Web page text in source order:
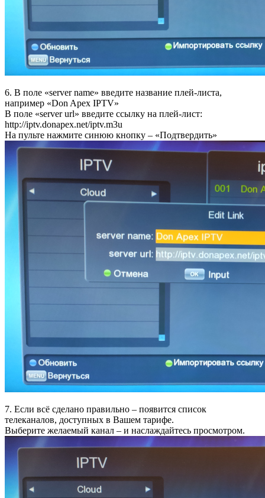
6. В поле «server name» введите название плей-листа,
например «Don Apex IPTV»
В поле «server url» введите ссылку на плей-лист:
http://iptv.donapex.net/iptv.m3u
На пульте нажмите синюю кнопку – «Подтвердить»
7. Если всё сделано правильно – появится список
телеканалов, доступных в Вашем тарифе.
Выберите желаемый канал – и наслаждайтесь просмотром.